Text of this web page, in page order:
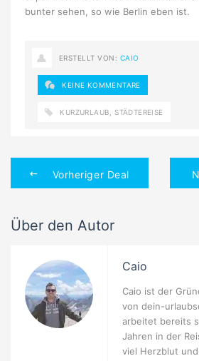
bunter sehen, so wie Berlin eben ist.
ERSTELLT VON: CAIO
KEINE KOMMENTARE
KURZURLAUB ,STÄDTEREISE
Vorheriger Deal
Über den Autor
Caio
Caio ist der
von dein-
arbeitet bereits
Jahren in der
viel Herzblut